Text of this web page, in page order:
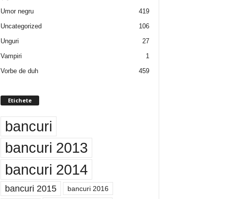
Umor negru
419
Uncategorized
106
Unguri
27
Vampiri
1
Vorbe de duh
459
Etichete
bancuri
bancuri 2013
bancuri 2014
bancuri 2015 bancuri 2016